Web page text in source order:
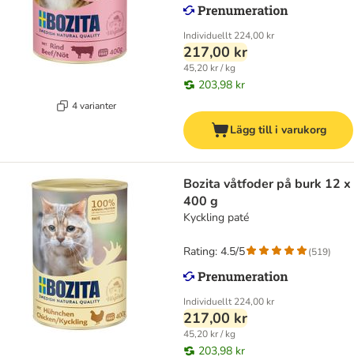
4 varianter
Individuellt 224,00 kr
217,00 kr
45,20 kr / kg
203,98 kr
Lägg till i varukorg
Bozita våtfoder på burk 12 x
400 g
Kyckling paté
Individuellt 224,00 kr
217,00 kr
45,20 kr / kg
203,98 kr
Rating: 4.5/5 (519)